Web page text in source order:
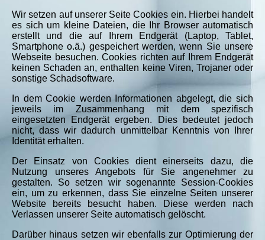
Wir setzen auf unserer Seite Cookies ein. Hierbei handelt
es sich um kleine Dateien, die Ihr Browser automatisch
erstellt und die auf Ihrem Endgerät (Laptop, Tablet,
Smartphone o.ä.) gespeichert werden, wenn Sie unsere
Webseite besuchen. Cookies richten auf Ihrem Endgerät
keinen Schaden an, enthalten keine Viren, Trojaner oder
sonstige Schadsoftware.
In dem Cookie werden Informationen abgelegt, die sich
jeweils im Zusammenhang mit dem spezifisch
eingesetzten Endgerät ergeben. Dies bedeutet jedoch
nicht, dass wir dadurch unmittelbar Kenntnis von Ihrer
Identität erhalten.
Der Einsatz von Cookies dient einerseits dazu, die
Nutzung unseres Angebots für Sie angenehmer zu
gestalten. So setzen wir sogenannte Session-Cookies
ein, um zu erkennen, dass Sie einzelne Seiten unserer
Website bereits besucht haben. Diese werden nach
Verlassen unserer Seite automatisch gelöscht.
Darüber hinaus setzen wir ebenfalls zur Optimierung der